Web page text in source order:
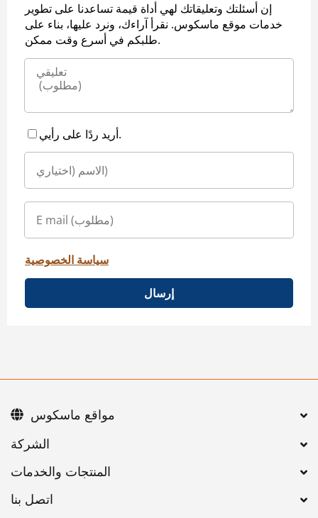
إن أسئلتك وتعليقاتك لهي أداة قيمة تساعدنا على تطوير
خدمات موقع ماسكوس. نقرأ آراءك، ونرد عليها، بناء على
طلبكم في أسرع وقت ممكن.
أريد ردًا على رأيي.
سياسة الخصوصية
إرسال
اتصل بنا
مواقع ماسكوس